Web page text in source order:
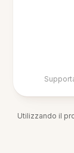
Utilizzando il